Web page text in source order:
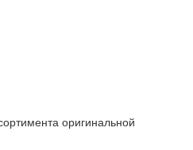
оригинальной